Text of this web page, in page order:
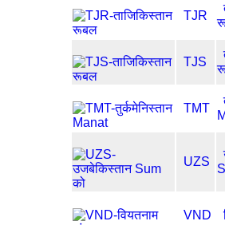
TJR
TJS
TMT
UZS
VND